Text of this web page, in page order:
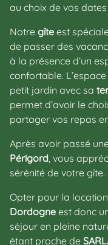
au choix de vos
Notre gîte est
de passer des
à la présence d’un
confortable.
petit jardin avec sa
permet d’avoir le
partager vos repas
Après avoir passé
Périgord, vous
sérénité de votre gîte.
Opter pour la
Dordogne est donc
séjour en pleine
étant proche de